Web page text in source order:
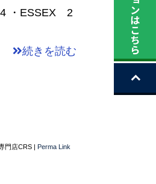
・ESSEX 2
続きを読む
門店CRS | Perma Link